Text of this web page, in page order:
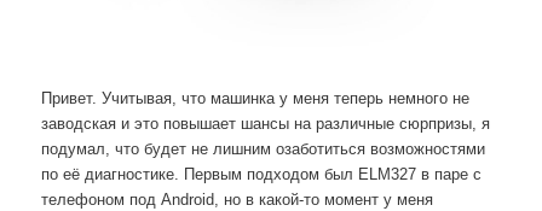
Привет. Учитывая, что машинка у меня теперь немного не
заводская и это повышает шансы на различные сюрпризы, я
подумал, что будет не лишним озаботиться возможностями
по её диагностике. Первым подходом был ELM327 в паре с
телефоном под Android, но в какой-то момент у меня